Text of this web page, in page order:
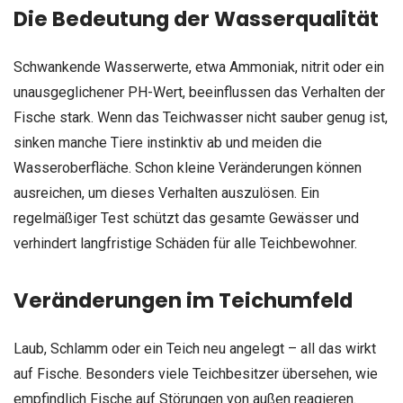
Die Bedeutung der Wasserqualität
Schwankende Wasserwerte, etwa Ammoniak, nitrit oder ein
unausgeglichener PH-Wert, beeinflussen das Verhalten der
Fische stark. Wenn das Teichwasser nicht sauber genug ist,
sinken manche Tiere instinktiv ab und meiden die
Wasseroberfläche. Schon kleine Veränderungen können
ausreichen, um dieses Verhalten auszulösen. Ein
regelmäßiger Test schützt das gesamte Gewässer und
verhindert langfristige Schäden für alle Teichbewohner.
Veränderungen im Teichumfeld
Laub, Schlamm oder ein Teich neu angelegt – all das wirkt
auf Fische. Besonders viele Teichbesitzer übersehen, wie
empfindlich Fische auf Störungen von außen reagieren.